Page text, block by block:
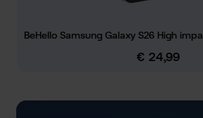
BeHello Samsung Galaxy S26 High
Normale prijs:
€ 24,99